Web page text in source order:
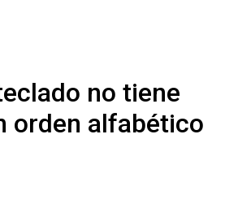
no tiene
orden alfabético